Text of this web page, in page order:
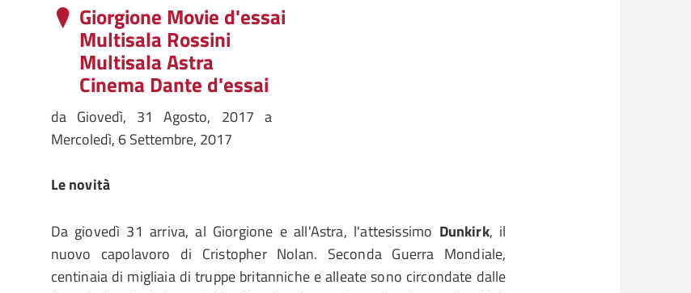
Giorgione Movie d'essai
Multisala Rossini
Multisala Astra
Cinema Dante d'essai
da Giovedì, 31 Agosto, 2017 a
Mercoledì, 6 Settembre, 2017
Le novità
Da giovedì 31 arriva, al Giorgione e all'Astra, l'attesissimo Dunkirk, il
nuovo capolavoro di Cristopher Nolan. Seconda Guerra Mondiale,
centinaia di migliaia di truppe britanniche e alleate sono circondate dalle